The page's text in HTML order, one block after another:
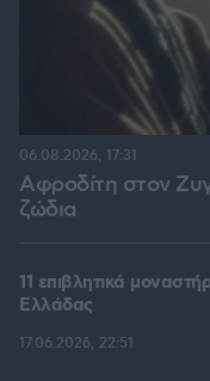
Αφροδίτη στον
ζώδια
06.08.2026, 17:31
11 επιβλητικά
Ελλάδας
17.06.2026, 22:51